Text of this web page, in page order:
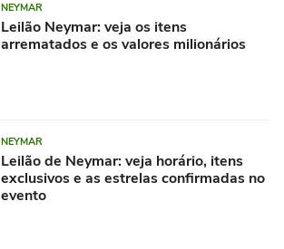
NEYMAR
Leilão Neymar: veja os itens
arrematados e os valores milionários
NEYMAR
Leilão de Neymar: veja horário, itens
exclusivos e as estrelas confirmadas no
evento